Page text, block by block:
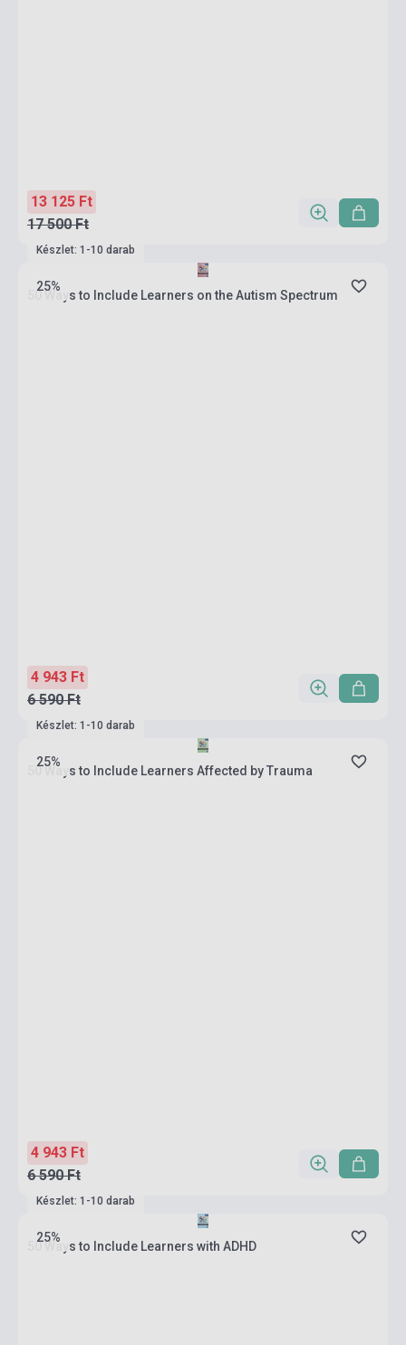
13 125 Ft
17 500 Ft
25%
Készlet: 1-10 darab
50 Ways to Include Learners on the Autism Spectrum
4 943 Ft
6 590 Ft
25%
Készlet: 1-10 darab
50 Ways to Include Learners Affected by Trauma
4 943 Ft
6 590 Ft
25%
Készlet: 1-10 darab
50 Ways to Include Learners with ADHD